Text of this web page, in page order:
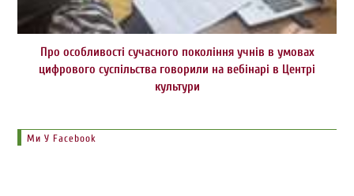
Про особливості сучасного покоління учнів в умовах
цифрового суспільства говорили на вебінарі в Центрі
культури
Ми У Facebook